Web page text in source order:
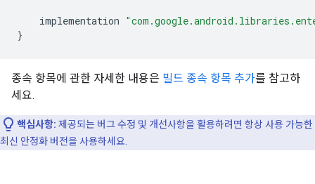
implementation
}
종속 항목에 관한 자세한 내용은 빌드 종속 항목 추가를 참고하
세요.
핵심사항: 제공되는 버그 수정 및 개선사항을 활용하려면 항상 사용 가능한
최신 안정화 버전을 사용하세요.